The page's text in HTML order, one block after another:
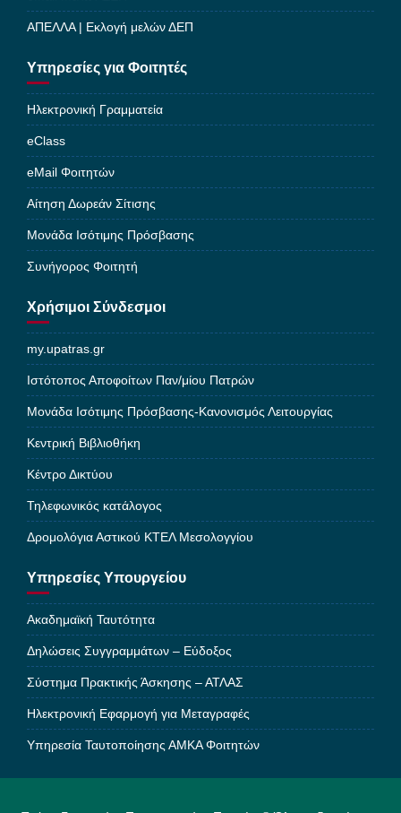
ΑΠΕΛΛΑ | Εκλογή μελών ΔΕΠ
Υπηρεσίες για Φοιτητές
Ηλεκτρονική Γραμματεία
eClass
eMail Φοιτητών
Αίτηση Δωρεάν Σίτισης
Μονάδα Ισότιμης Πρόσβασης
Συνήγορος Φοιτητή
Χρήσιμοι Σύνδεσμοι
my.upatras.gr
Ιστότοπος Αποφοίτων Παν/μίου Πατρών
Μονάδα Ισότιμης Πρόσβασης-Κανονισμός Λειτουργίας
Κεντρική Βιβλιοθήκη
Κέντρο Δικτύου
Τηλεφωνικός κατάλογος
Δρομολόγια Αστικού ΚΤΕΛ Μεσολογγίου
Υπηρεσίες Υπουργείου
Ακαδημαϊκή Ταυτότητα
Δηλώσεις Συγγραμμάτων – Εύδοξος
Σύστημα Πρακτικής Άσκησης – ΑΤΛΑΣ
Ηλεκτρονική Εφαρμογή για Μεταγραφές
Υπηρεσία Ταυτοποίησης ΑΜΚΑ Φοιτητών